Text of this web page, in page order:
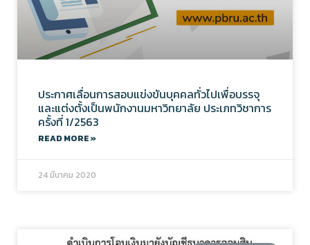
ประกาศเลื่อนการสอบแข่งขันบุคคลทั่วไปเพื่อบรรจุ
และแต่งตั้งเป็นพนักงานมหาวิทยาลัย ประเภทวิชาการ
ครั้งที่ 1/2563
READ MORE »
24 มีนาคม 2020